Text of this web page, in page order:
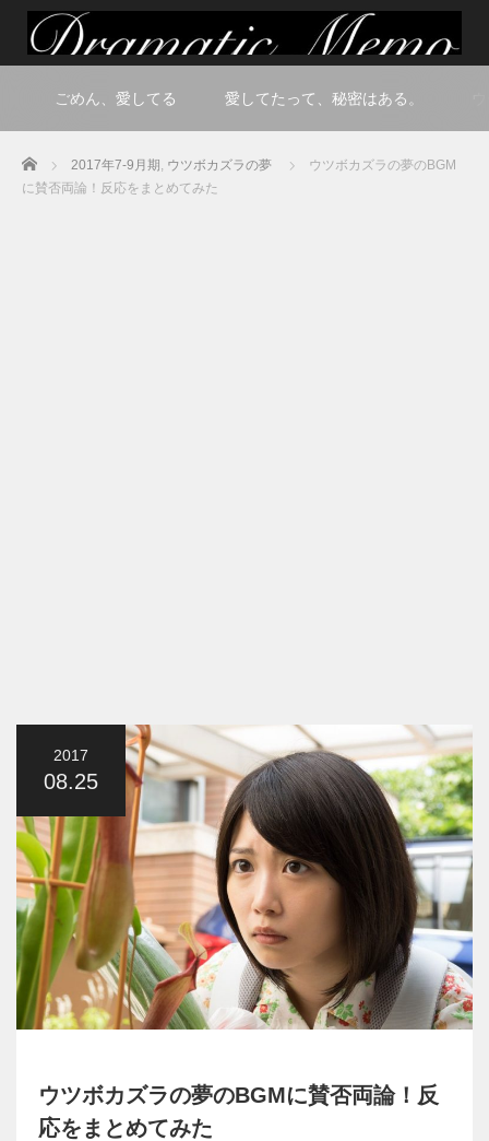
ごめん、愛してる 愛してたって、秘密はある。
Home 2017年7-9月期 , ウツボカズラの夢
ウツボカズラの夢のBGM
に賛否両論！反応をまとめてみた
2017
08.25
ウツボカズラの夢のBGMに賛否両論！反
応をまとめてみた